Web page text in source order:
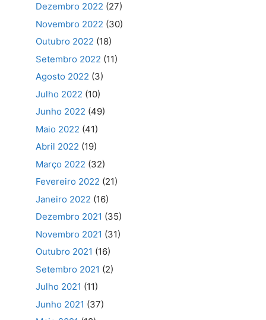
Dezembro 2022 (27)
Novembro 2022 (30)
Outubro 2022 (18)
Setembro 2022 (11)
Agosto 2022 (3)
Julho 2022 (10)
Junho 2022 (49)
Maio 2022 (41)
Abril 2022 (19)
Março 2022 (32)
Fevereiro 2022 (21)
Janeiro 2022 (16)
Dezembro 2021 (35)
Novembro 2021 (31)
Outubro 2021 (16)
Setembro 2021 (2)
Julho 2021 (11)
Junho 2021 (37)